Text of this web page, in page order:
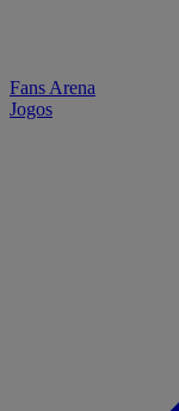
Fans Arena
Jogos